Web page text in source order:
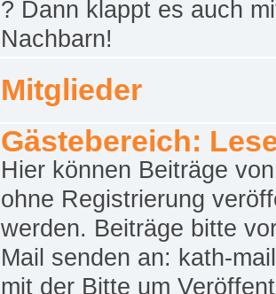
? Dann klappt es auch
Nachbarn!
Mitglieder
Gästebereich:
Hier können Beiträge
ohne Registrierung
werden. Beiträge bitte
Mail senden an: kath-
mit der Bitte um